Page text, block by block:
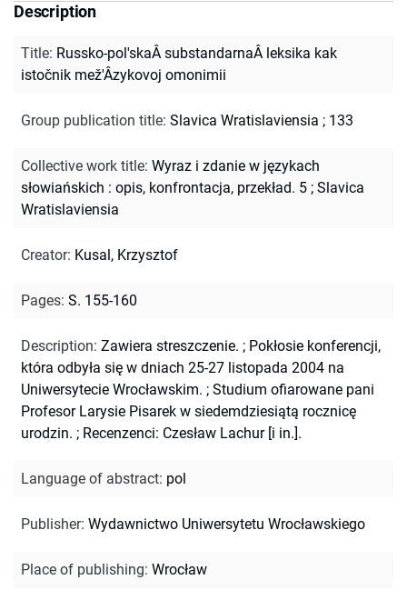
Description
Title: Russko-pol'skaÂ substandarnaÂ leksika kak
istočnik mež'Âzykovoj omonimii
Group publication title: Slavica Wratislaviensia ; 133
Collective work title: Wyraz i zdanie w językach
słowiańskich : opis, konfrontacja, przekład. 5 ; Slavica
Wratislaviensia
Creator: Kusal, Krzysztof
Pages: S. 155-160
Description: Zawiera streszczenie. ; Pokłosie konferencji,
która odbyła się w dniach 25-27 listopada 2004 na
Uniwersytecie Wrocławskim. ; Studium ofiarowane pani
Profesor Larysie Pisarek w siedemdziesiątą rocznicę
urodzin. ; Recenzenci: Czesław Lachur [i in.].
Language of abstract: pol
Publisher: Wydawnictwo Uniwersytetu Wrocławskiego
Place of publishing: Wrocław